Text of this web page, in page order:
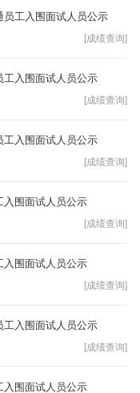
员工入围面试人员公示
[成绩查询]
工入围面试人员公示
[成绩查询]
工入围面试人员公示
[成绩查询]
入围面试人员公示
[成绩查询]
入围面试人员公示
[成绩查询]
工入围面试人员公示
[成绩查询]
入围面试人员公示